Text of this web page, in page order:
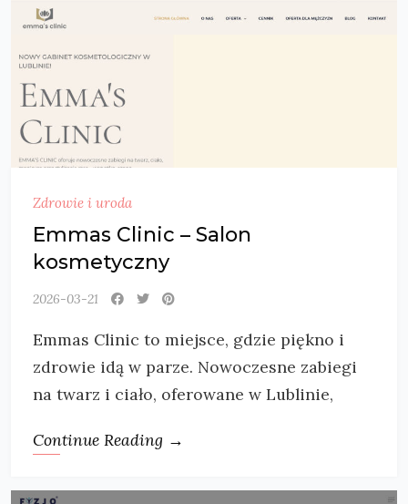
Zdrowie i uroda
Emmas Clinic – Salon
kosmetyczny
2026-03-21
Emmas Clinic to miejsce, gdzie piękno i
zdrowie idą w parze. Nowoczesne zabiegi
na twarz i ciało, oferowane w Lublinie,
Continue Reading →